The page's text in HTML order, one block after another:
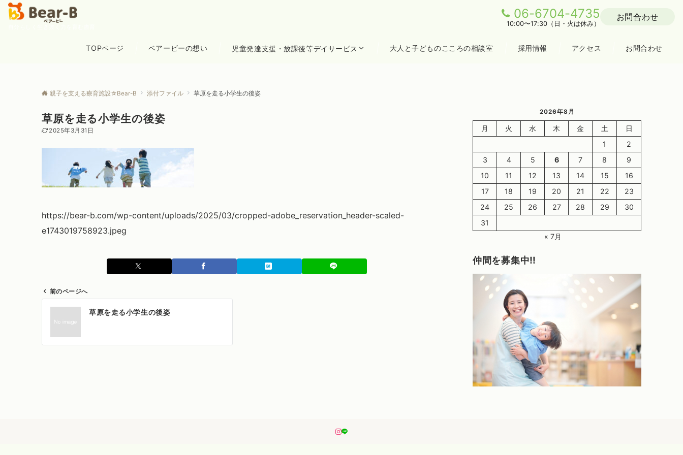
06-6704-4735
10:00〜17:30（日・火は休み）
お問合わせ
TOPページ ベアービーの想い 児童発達支援・放課後等デイサービス 大人と子どものこころの相談室 採用情報 アクセス お問合わせ
親子を支える療育施設☆Bear-B 添付ファイル 草原を走る小学生の後姿
草原を走る小学生の後姿
2025年3月31日
https://bear-b.com/wp-content/uploads/2025/03/cropped-adobe_reservation_header-scaled-
e1743019758923.jpeg
前のページへ
草原を走る小学生の後姿
2026年8月
月 火 水 木 金 土
日
1
2
3
4 5 6 7 8
9
10
11 12 13 14 15
16
17
18 19 20 21 22
23
24
25 26 27 28 29
30
31
« 7月
仲間を募集中‼️